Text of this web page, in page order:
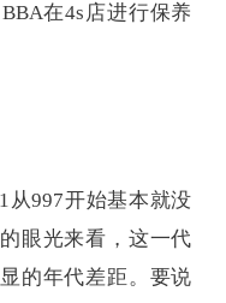
在4s店进行保养
从997开始基本就没
眼光来看，这一代
的年代差距。要说